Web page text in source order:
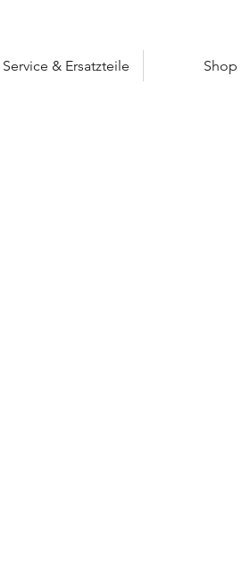
Service & Ersatzteile Shop